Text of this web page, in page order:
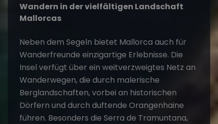
Wandern in der vielfältigen Landschaft
Mallorcas
Neben dem Segeln bietet Mallorca auch für
Wanderfreunde einzigartige Erlebnisse. Die
Insel verfügt über ein weitverzweigtes Netz an
Wanderwegen, die durch malerische
Berglandschaften, vorbei an historischen
Dörfern und durch duftende Orangenhaine
führen. Besonders die Serra de Tramuntana,